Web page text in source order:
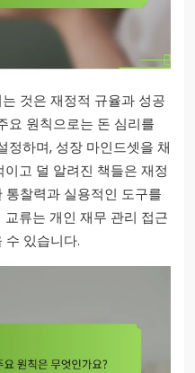
것은 재정적 규율과 성공
요 원칙으로는 돈 심리를
정하며, 성장 마인드셋을 채
고 덜 알려진 책들은 재정
찰력과 실용적인 도구를
류는 개인 재무 관리 접근
수 있습니다.